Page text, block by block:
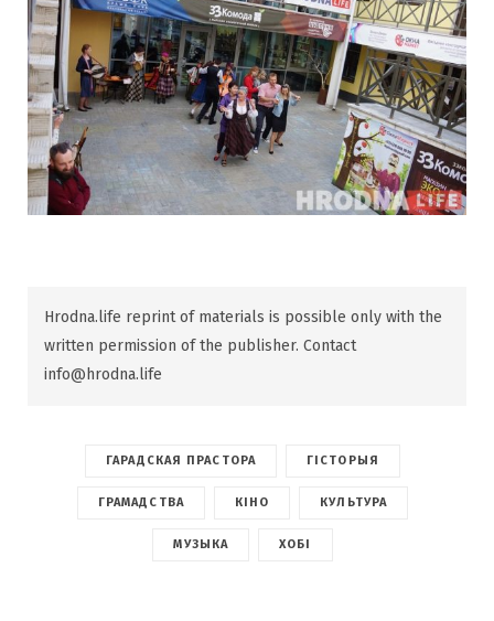
Hrodna.life reprint of materials is possible only with the
written permission of the publisher. Contact
info@hrodna.life
ГАРАДСКАЯ ПРАСТОРА ГІСТОРЫЯ
ГРАМАДСТВА КІНО КУЛЬТУРА
МУЗЫКА ХОБІ